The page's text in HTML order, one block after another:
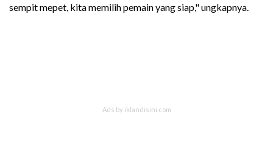
sempit mepet, kita memilih pemain yang siap," ungkapnya.